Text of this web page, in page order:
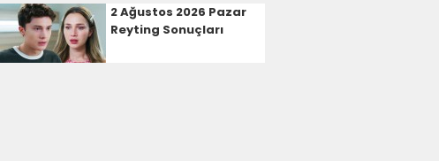
2 Ağustos 2026 Pazar
Reyting Sonuçları